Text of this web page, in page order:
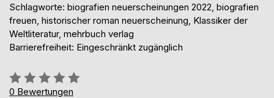
Schlagworte: biografien neuerscheinungen 2022, biografien
freuen, historischer roman neuerscheinung, Klassiker der
Weltliteratur, mehrbuch verlag
Barrierefreiheit: Eingeschränkt zugänglich
Bewertung::
0%
0 Bewertungen